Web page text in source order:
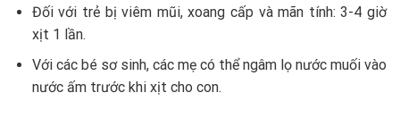
Đối với trẻ bị viêm mũi, xoang cấp và mãn tính: 3-4 giờ
xịt 1 lần.
Với các bé sơ sinh, các mẹ có thể ngâm lọ nước muối vào
nước ấm trước khi xịt cho con.